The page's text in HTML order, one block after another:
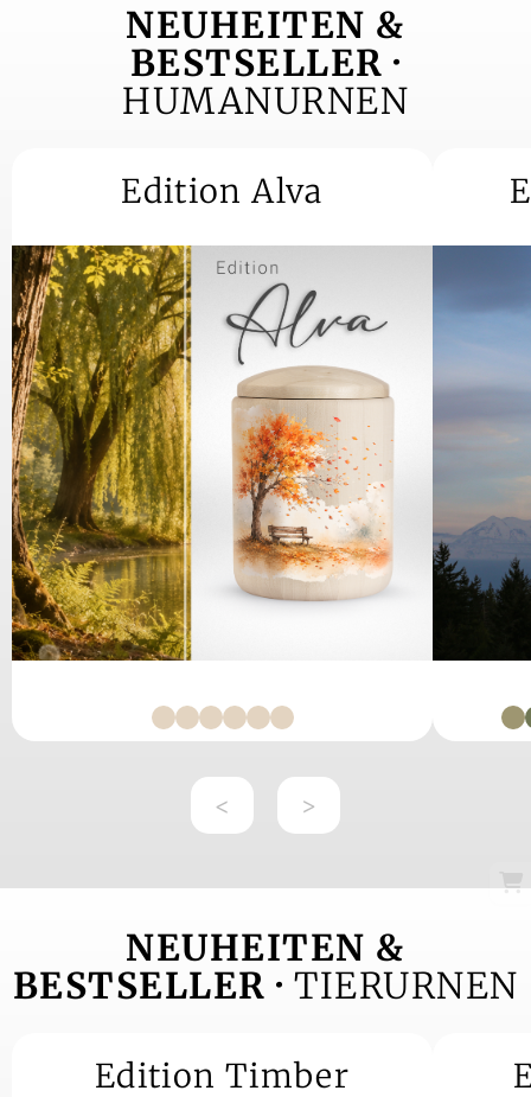
NEUHEITEN &
BESTSELLER ·
HUMANURNEN
Edition Alva
< >
NEUHEITEN &
BESTSELLER · TIERURNEN
Edition Timber